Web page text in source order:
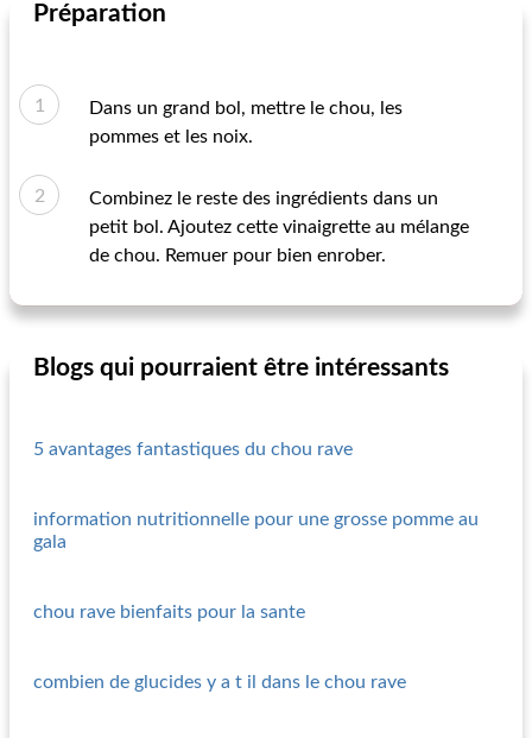
Préparation
Dans un grand bol, mettre le chou, les
pommes et les noix.
Combinez le reste des ingrédients dans un
petit bol. Ajoutez cette vinaigrette au mélange
de chou. Remuer pour bien enrober.
Blogs qui pourraient être intéressants
5 avantages fantastiques du chou rave
information nutritionnelle pour une grosse pomme au
gala
chou rave bienfaits pour la sante
combien de glucides y a t il dans le chou rave